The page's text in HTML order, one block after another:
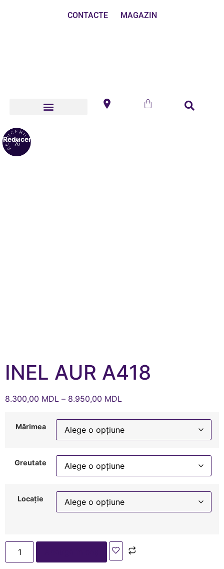
CONTACTE MAGAZIN
Reduceri!
INEL AUR A418
8.300,00 MDL – 8.950,00 MDL
Mărimea
Greutate
Locație